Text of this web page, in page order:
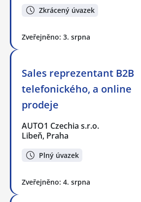
Zkrácený úvazek
Zveřejněno: 3. srpna
Sales reprezentant B2B
telefonického, a online
prodeje
AUTO1 Czechia s.r.o.
Libeň, Praha
Plný úvazek
Zveřejněno: 4. srpna